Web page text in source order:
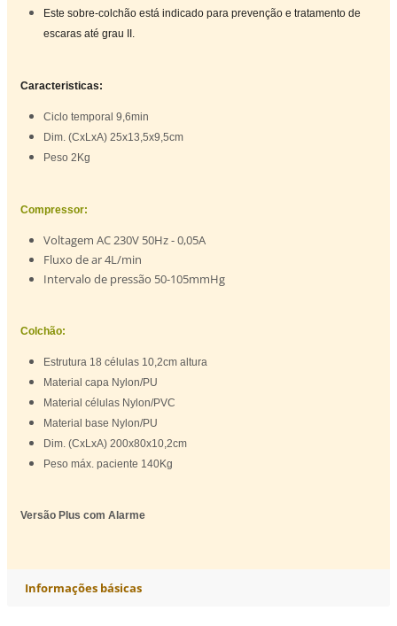
Este sobre-colchão está indicado para prevenção e tratamento de
escaras até grau II.
Caracteristicas:
Ciclo temporal 9,6min
Dim. (CxLxA) 25x13,5x9,5cm
Peso 2Kg
Compressor:
Voltagem AC 230V 50Hz - 0,05A
Fluxo de ar 4L/min
Intervalo de pressão 50-105mmHg
Colchão:
Estrutura 18 células 10,2cm altura
Material capa Nylon/PU
Material células Nylon/PVC
Material base Nylon/PU
Dim. (CxLxA) 200x80x10,2cm
Peso máx. paciente 140Kg
Versão Plus com Alarme
Informações básicas